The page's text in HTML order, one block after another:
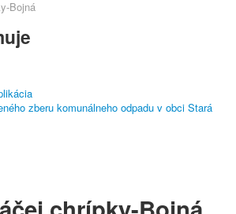
Bojná